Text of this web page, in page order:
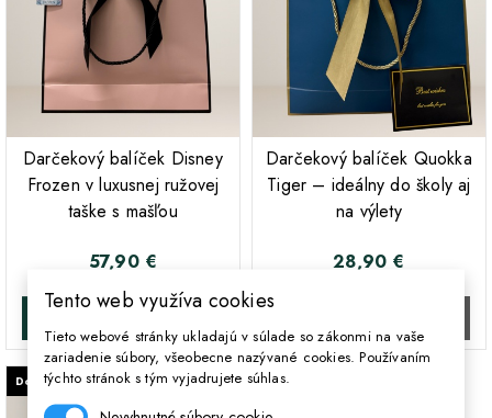
Darčekový balíček Disney
Frozen v luxusnej ružovej
taške s mašľou
Cena
57,90 €
Darčekový balíček Quokka
Tiger – ideálny do školy aj
na výlety
Cena
28,90 €
Dočasne vypredané
Tento web využíva cookies
Tieto webové stránky ukladajú v súlade so zákonmi na vaše
zariadenie súbory, všeobecne nazývané cookies. Používaním
týchto stránok s tým vyjadrujete súhlas.